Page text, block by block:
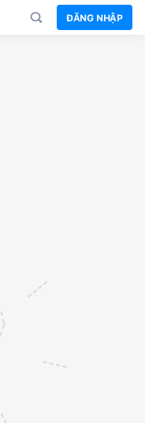
ĐĂNG NHẬP